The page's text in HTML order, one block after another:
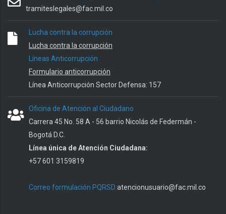
tramiteslegales@fac.mil.co
Lucha contra la corrupción
Lucha contra la corrupción
Líneas Anticorrupción
Formulario anticorrupción
Línea Anticorrupción Sector Defensa: 157
Oficina de Atención al Ciudadano
Carrera 45 No. 58 A - 56 barrio Nicolás de Federmán -
Bogotá D.C.
Línea única de Atención Ciudadana:
+57 601 3159819
Correo formulación PQRSD:atencionusuario@fac.mil.co